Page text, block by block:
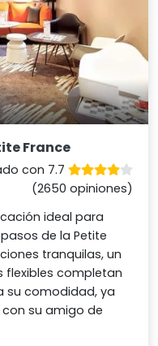
France
con 7.7
(2650 opiniones)
ideal para
de la Petite
tranquilas, un
flexibles completan
su comodidad, ya
su amigo de